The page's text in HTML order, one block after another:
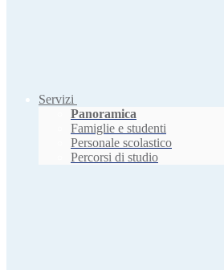
Servizi
Panoramica
Famiglie e studenti
Personale scolastico
Percorsi di studio